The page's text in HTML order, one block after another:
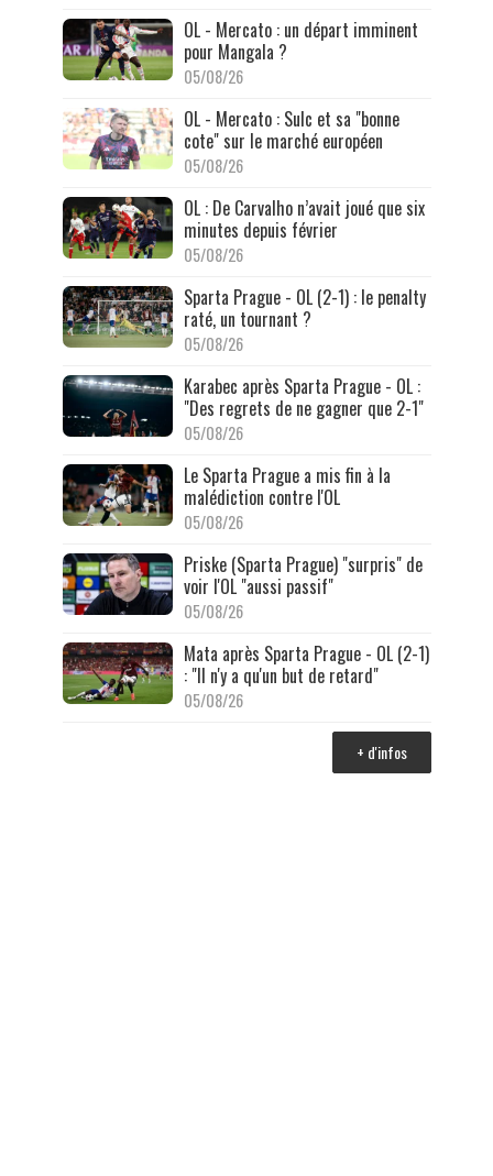
OL - Mercato : un départ imminent
pour Mangala ?
05/08/26
OL - Mercato : Sulc et sa "bonne
cote" sur le marché européen
05/08/26
OL : De Carvalho n’avait joué que six
minutes depuis février
05/08/26
Sparta Prague - OL (2-1) : le penalty
raté, un tournant ?
05/08/26
Karabec après Sparta Prague - OL :
"Des regrets de ne gagner que 2-1"
05/08/26
Le Sparta Prague a mis fin à la
malédiction contre l'OL
05/08/26
Priske (Sparta Prague) "surpris" de
voir l'OL "aussi passif"
05/08/26
Mata après Sparta Prague - OL (2-1)
: "Il n'y a qu'un but de retard"
05/08/26
+ d'infos